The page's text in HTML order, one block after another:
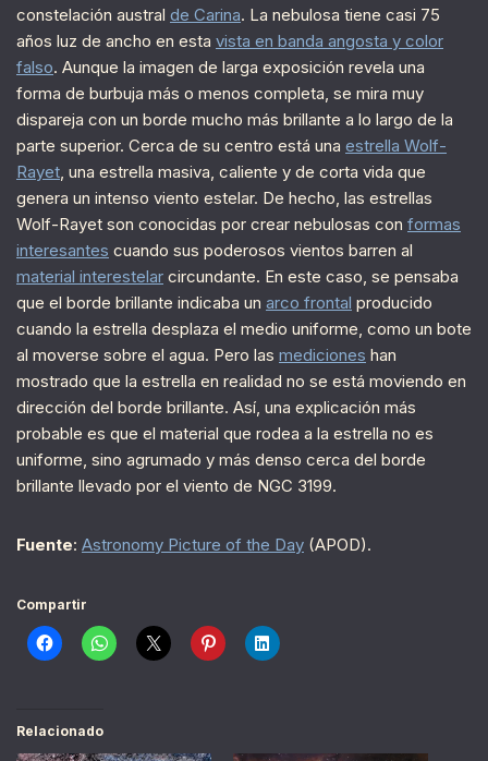
constelación austral de Carina. La nebulosa tiene casi 75
años luz de ancho en esta vista en banda angosta y color
falso. Aunque la imagen de larga exposición revela una
forma de burbuja más o menos completa, se mira muy
dispareja con un borde mucho más brillante a lo largo de la
parte superior. Cerca de su centro está una estrella Wolf-
Rayet, una estrella masiva, caliente y de corta vida que
genera un intenso viento estelar. De hecho, las estrellas
Wolf-Rayet son conocidas por crear nebulosas con formas
interesantes cuando sus poderosos vientos barren al
material interestelar circundante. En este caso, se pensaba
que el borde brillante indicaba un arco frontal producido
cuando la estrella desplaza el medio uniforme, como un bote
al moverse sobre el agua. Pero las mediciones han
mostrado que la estrella en realidad no se está moviendo en
dirección del borde brillante. Así, una explicación más
probable es que el material que rodea a la estrella no es
uniforme, sino agrumado y más denso cerca del borde
brillante llevado por el viento de NGC 3199.
Fuente: Astronomy Picture of the Day (APOD).
Compartir
Relacionado